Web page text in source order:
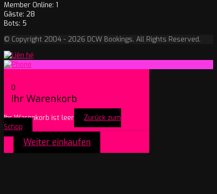
Member Online: 1
Gäste: 28
Bots: 5
© Copyright 2004 - 2026 DCW Bookings. All Rights Reserved.
0
Ihr Warenkorb
Ihr Warenkorb ist leer
Zurück zum
Schop
Weiter einkaufen